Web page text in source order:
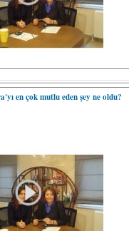
en çok mutlu eden şey ne oldu?